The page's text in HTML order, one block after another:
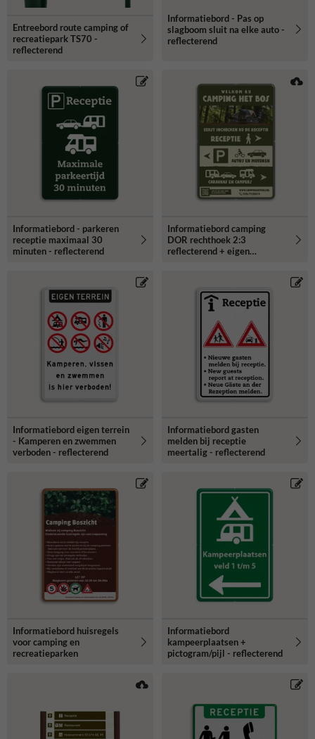
Entreebord route camping of
recreatiepark TS70 -
reflecterend
Informatiebord - Pas op
slagboom sluit na elke auto -
reflecterend
Informatiebord - parkeren
receptie maximaal 30
minuten - reflecterend
Informatiebord camping
DOR rechthoek 2:3
reflecterend + eigen
Informatiebord eigen terrein
- Kamperen en zwemmen
verboden - reflecterend
Informatiebord gasten
melden bij receptie
meertalig - reflecterend
Informatiebord huisregels
voor camping en
recreatieparken
Informatiebord
kampeerplaatsen +
pictogram/pijl - reflecterend